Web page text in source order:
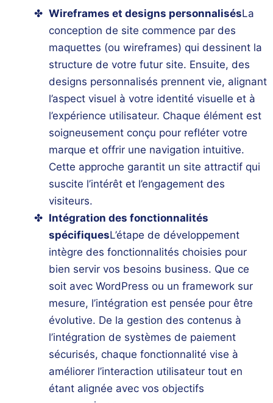
Wireframes et designs personnalisésLa
conception de site commence par des
maquettes (ou wireframes) qui dessinent la
structure de votre futur site. Ensuite, des
designs personnalisés prennent vie, alignant
l’aspect visuel à votre identité visuelle et à
l’expérience utilisateur. Chaque élément est
soigneusement conçu pour refléter votre
marque et offrir une navigation intuitive.
Cette approche garantit un site attractif qui
suscite l’intérêt et l’engagement des
visiteurs.
Intégration des fonctionnalités
spécifiquesL’étape de développement
intègre des fonctionnalités choisies pour
bien servir vos besoins business. Que ce
soit avec WordPress ou un framework sur
mesure, l’intégration est pensée pour être
évolutive. De la gestion des contenus à
l’intégration de systèmes de paiement
sécurisés, chaque fonctionnalité vise à
améliorer l’interaction utilisateur tout en
étant alignée avec vos objectifs